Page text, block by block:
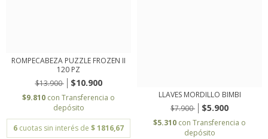
ROMPECABEZA PUZZLE FROZEN II
120 PZ
$13.900
$10.900
$9.810 con Transferencia o
depósito
6 cuotas sin interés de $ 1816,67
LLAVES MORDILLO BIMBI
$7.900
$5.900
$5.310 con Transferencia o
depósito